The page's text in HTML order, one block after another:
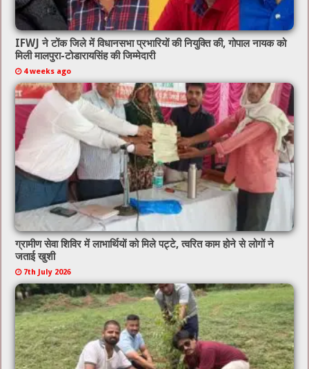
IFWJ ने टोंक जिले में विधानसभा प्रभारियों की नियुक्ति की, गोपाल नायक को
मिली मालपुरा-टोडारायसिंह की जिम्मेदारी
4 weeks ago
ग्रामीण सेवा शिविर में लाभार्थियों को मिले पट्टे, त्वरित काम होने से लोगों ने
जताई खुशी
7th July 2026